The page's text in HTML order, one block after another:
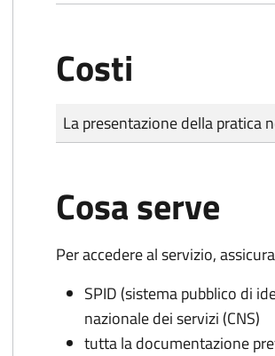
Costi
Tipo di pagamento
Importo
La presentazione della pratica
Cosa serve
Per accedere al servizio,
SPID (sistema pubblico di
nazionale dei servizi (CNS)
tutta la documentazione